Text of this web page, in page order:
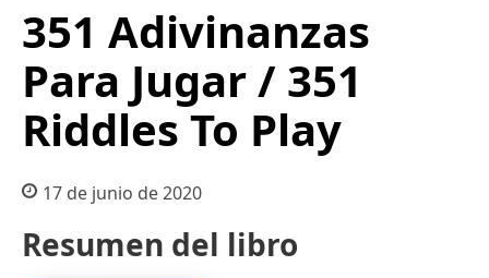
351 Adivinanzas
Para Jugar / 351
Riddles To Play
17 de junio de 2020
Resumen del libro